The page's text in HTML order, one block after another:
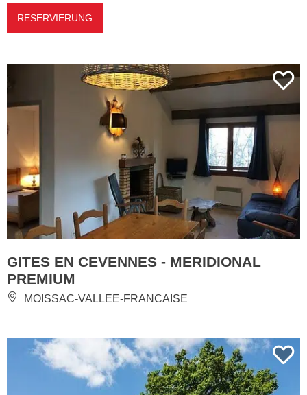
RESERVIERUNG
GITES EN CEVENNES - MERIDIONAL
PREMIUM
MOISSAC-VALLEE-FRANCAISE